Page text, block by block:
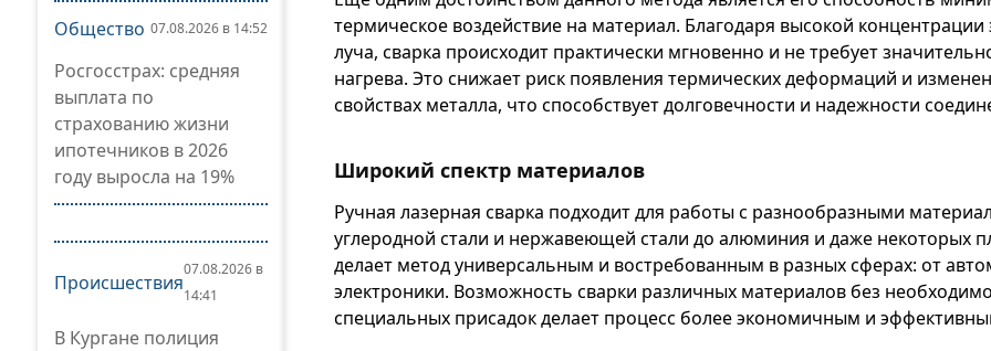
Общество 07.08.2026 в 14:52
Росгосстрах: средняя
выплата по
страхованию жизни
ипотечников в 2026
году выросла на 19%
Происшествия
07.08.2026 в
14:41
В Кургане полиция
термическое воздействие на материал. Благодаря высокой концентрации
луча, сварка происходит практически мгновенно и не требует
нагрева. Это снижает риск появления термических деформаций и
свойствах металла, что способствует долговечности и надежности
Широкий спектр материалов
Ручная лазерная сварка подходит для работы с разнообразными
углеродной стали и нержавеющей стали до алюминия и даже некоторых
делает метод универсальным и востребованным в разных сферах: от
электроники. Возможность сварки различных материалов без
специальных присадок делает процесс более экономичным и